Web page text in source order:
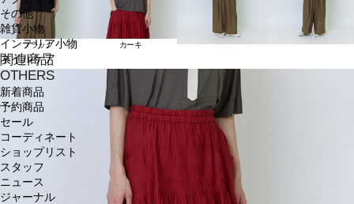
その他
雑貨小物
インテリア小物
ネイルケア
OTHERS
新着商品
予約商品
セール
コーディネート
ショップリスト
スタッフ
ニュース
ジャーナル
ブラック カーキ
関連商品